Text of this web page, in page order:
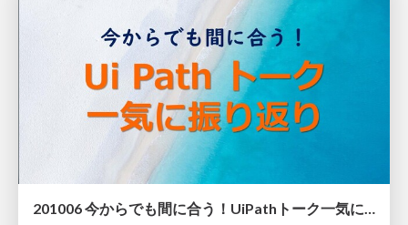
201006 今からでも間に合う！UiPathトーク一気に振り返り たまいさん